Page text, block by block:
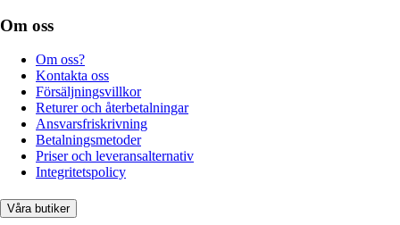
Om oss
Om oss?
Kontakta oss
Försäljningsvillkor
Returer och återbetalningar
Ansvarsfriskrivning
Betalningsmetoder
Priser och leveransalternativ
Integritetspolicy
Våra butiker